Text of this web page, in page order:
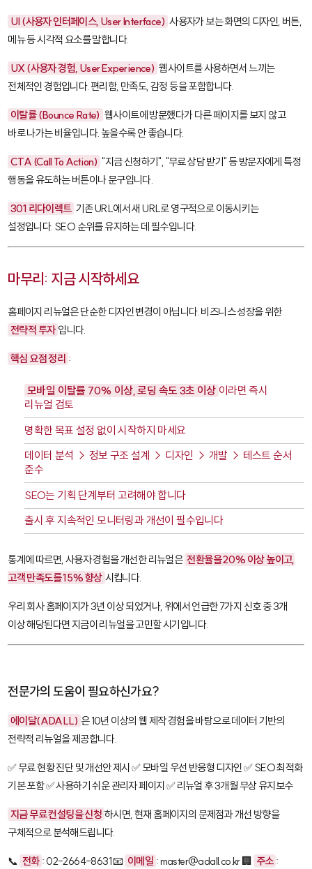
UI (사용자 인터페이스, User Interface) 사용자가 보는 화면의 디자인, 버튼,
메뉴 등 시각적 요소를 말합니다.
UX (사용자 경험, User Experience) 웹사이트를 사용하면서 느끼는
전체적인 경험입니다. 편리함, 만족도, 감정 등을 포함합니다.
이탈률 (Bounce Rate) 웹사이트에 방문했다가 다른 페이지를 보지 않고
바로 나가는 비율입니다. 높을수록 안 좋습니다.
CTA (Call To Action) "지금 신청하기", "무료 상담 받기" 등 방문자에게 특정
행동을 유도하는 버튼이나 문구입니다.
301 리다이렉트 기존 URL에서 새 URL로 영구적으로 이동시키는
설정입니다. SEO 순위를 유지하는 데 필수입니다.
마무리: 지금 시작하세요
홈페이지 리뉴얼은 단순한 디자인 변경이 아닙니다. 비즈니스 성장을 위한
전략적 투자 입니다.
핵심 요점 정리 :
모바일 이탈률 70% 이상, 로딩 속도 3초 이상 이라면 즉시
리뉴얼 검토
명확한 목표 설정 없이 시작하지 마세요
데이터 분석 → 정보 구조 설계 → 디자인 → 개발 → 테스트 순서
준수
SEO는 기획 단계부터 고려해야 합니다
출시 후 지속적인 모니터링과 개선이 필수입니다
통계에 따르면, 사용자 경험을 개선한 리뉴얼은 전환율을 20% 이상 높이고,
고객 만족도를 15% 향상 시킵니다.
우리 회사 홈페이지가 3년 이상 되었거나, 위에서 언급한 7가지 신호 중 3개
이상 해당된다면 지금이 리뉴얼을 고민할 시기입니다.
전문가의 도움이 필요하신가요?
에이달(ADALL) 은 10년 이상의 웹 제작 경험을 바탕으로 데이터 기반의
전략적 리뉴얼을 제공합니다.
✅ 무료 현황 진단 및 개선안 제시 ✅ 모바일 우선 반응형 디자인 ✅ SEO 최적화
기본 포함 ✅ 사용하기 쉬운 관리자 페이지 ✅ 리뉴얼 후 3개월 무상 유지보수
지금 무료 컨설팅을 신청 하시면, 현재 홈페이지의 문제점과 개선 방향을
구체적으로 분석해드립니다.
📞 전화 : 02-2664-8631 📧 이메일 : master@adall.co.kr 🏢 주소 :